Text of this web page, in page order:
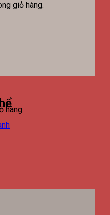
giỏ hàng.
hàng.